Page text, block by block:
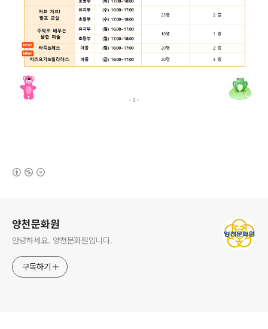
양천문화원
안녕하세요. 양천문화원입니다.
구독하기